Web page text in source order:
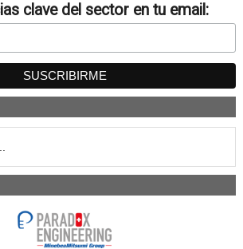
clave del sector en tu email: